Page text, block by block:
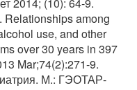
Relationships among
use, and other
over 30 years in 397
Mar;74(2):271-9.
М.: ГЭОТАР-